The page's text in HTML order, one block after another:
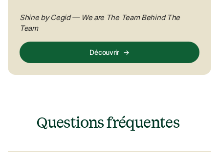
Shine by Cegid — We are The Team Behind The
Team
Découvrir →
Questions fréquentes